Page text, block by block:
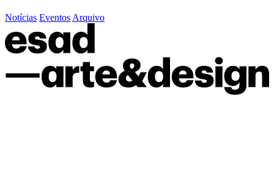
Notícias Eventos Arquivo